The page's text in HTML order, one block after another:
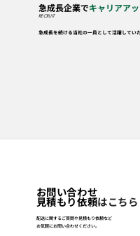
急成長企業でキャリアア
RECRUIT
急成長を続ける当社の一員として活躍してい
お問い合わせ
見積もり依頼はこちら
配送に関するご質問や見積もり依頼など
お気軽にお問い合わせください。